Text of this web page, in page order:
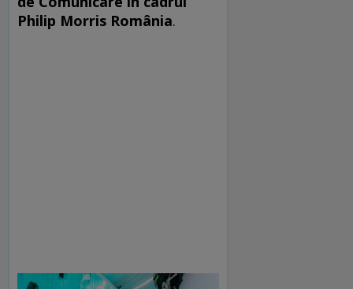
Philip Morris România.